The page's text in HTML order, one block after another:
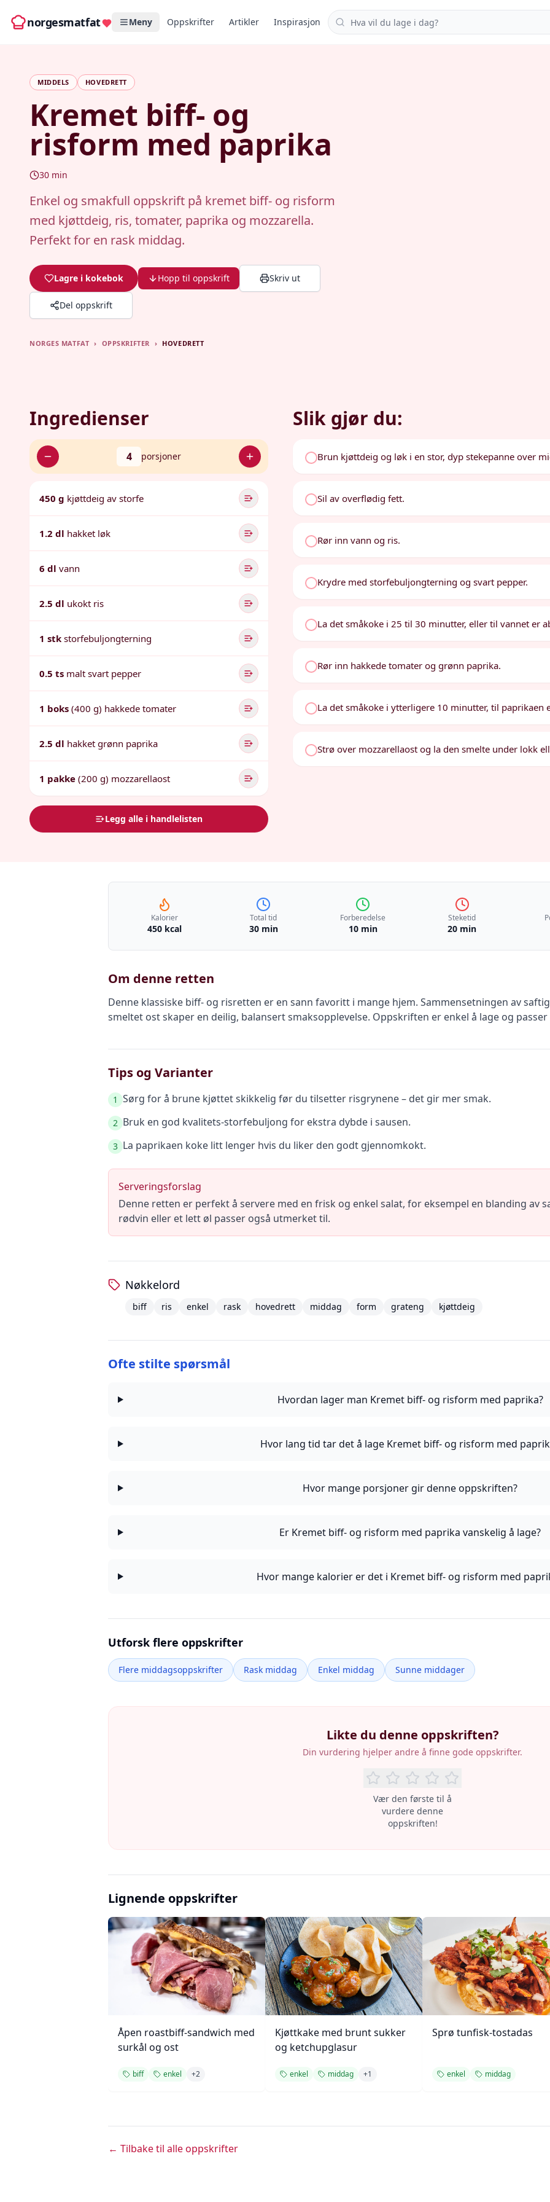
norgesmatfat Meny Oppskrifter Artikler Inspirasjon Søk i oppskrifter
MIDDELS HOVEDRETT
Kremet biff- og
risform med paprika
30 min
Enkel og smakfull oppskrift på kremet biff- og risform
med kjøttdeig, ris, tomater, paprika og mozzarella.
Perfekt for en rask middag.
Lagre i kokebok Hopp til oppskrift Skriv ut
Del oppskrift
NORGES MATFAT › OPPSKRIFTER › HOVEDRETT
Ingredienser
4 porsjoner
450 g kjøttdeig av storfe
1.2 dl hakket løk
6 dl vann
2.5 dl ukokt ris
1 stk storfebuljongterning
0.5 ts malt svart pepper
1 boks (400 g) hakkede tomater
2.5 dl hakket grønn paprika
1 pakke (200 g) mozzarellaost
Legg alle i handlelisten
Slik gjør du:
Brun kjøttdeig og løk i en stor, dyp stekepanne over
Sil av overflødig fett.
Rør inn vann og ris.
Krydre med storfebuljongterning og svart pepper.
La det småkoke i 25 til 30 minutter, eller til vannet er
Rør inn hakkede tomater og grønn paprika.
La det småkoke i ytterligere 10 minutter, til paprikaen
Strø over mozzarellaost og la den smelte under lokk
Kalorier
450 kcal
Total tid
30 min
Forberedelse
10 min
Steketid
20 min
Om denne retten
Denne klassiske biff- og risretten er en sann favoritt i mange hjem. Sammensetningen av
smeltet ost skaper en deilig, balansert smaksopplevelse. Oppskriften er enkel å lage og
Tips og Varianter
1 Sørg for å brune kjøttet skikkelig før du tilsetter risgrynene – det gir mer smak.
2 Bruk en god kvalitets-storfebuljong for ekstra dybde i sausen.
3 La paprikaen koke litt lenger hvis du liker den godt gjennomkokt.
Serveringsforslag
Denne retten er perfekt å servere med en frisk og enkel salat, for eksempel en blanding av
rødvin eller et lett øl passer også utmerket til.
Nøkkelord
biff ris enkel rask hovedrett middag form grateng kjøttdeig
Ofte stilte spørsmål
Hvordan lager man Kremet biff- og risform med paprika?
Hvor lang tid tar det å lage Kremet biff- og risform med
Hvor mange porsjoner gir denne oppskriften?
Er Kremet biff- og risform med paprika vanskelig å lage?
Hvor mange kalorier er det i Kremet biff- og risform med
Utforsk flere oppskrifter
Flere middagsoppskrifter Rask middag Enkel middag Sunne middager
Likte du denne oppskriften?
Din vurdering hjelper andre å finne gode oppskrifter.
Vær den første til å
vurdere denne
oppskriften!
Lignende oppskrifter
Åpen roastbiff-sandwich med
surkål og ost
biff enkel +2
Kjøttkake med brunt sukker
og ketchupglasur
enkel middag +1
Sprø tunfisk-tostadas
enkel middag
← Tilbake til alle oppskrifter